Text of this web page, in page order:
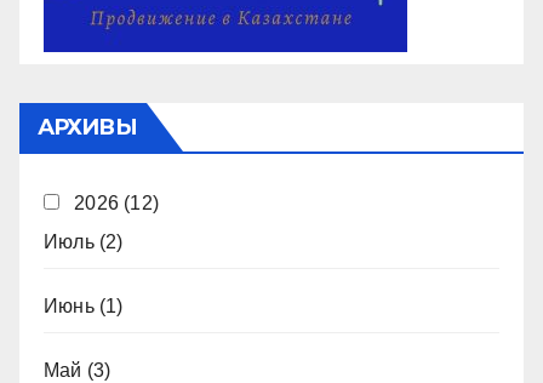
АРХИВЫ
2026 (12)
Июль(2)
Июнь(1)
Май (3)